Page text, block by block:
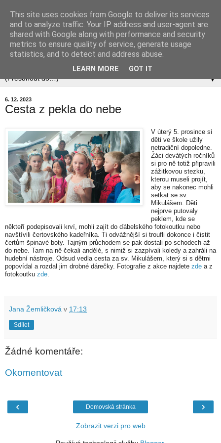
▼
6. 12. 2023
Cesta z pekla do nebe
V úterý 5. prosince si
děti ve škole užily
netradiční dopoledne.
Žáci devátých ročníků
si pro ně totiž připravili
zážitkovou stezku,
kterou museli projít,
aby se nakonec mohli
setkat se sv.
Mikulášem. Děti
nejprve putovaly
peklem, kde se
někteří podepisovali krví, mohli zajít do ďábelského fotokoutku nebo
navštívili čertovského kadeřníka. Ti odvážnější si troufli dokonce i čistit
čertům špinavé boty. Tajným průchodem se pak dostali po schodech až
do nebe. Tam na ně čekali andělé, s nimiž si zazpívali koledy a zahráli na
hudební nástroje. Odsud vedla cesta za sv. Mikulášem, který si s dětmi
popovídal a rozdal jim drobné dárečky. Fotografie z akce najdete zde a z
fotokoutku zde
Jana Žemličková v 17:13
Sdílet
Žádné komentáře:
Okomentovat
‹ ›
Domovská stránka
Zobrazit verzi pro web
This site uses cookies from Google to deliver its services
and to analyze traffic. Your IP address and user-agent are
shared with Google along with performance and security
metrics to ensure quality of service, generate usage
statistics, and to detect and address abuse.
LEARN MORE GOT IT